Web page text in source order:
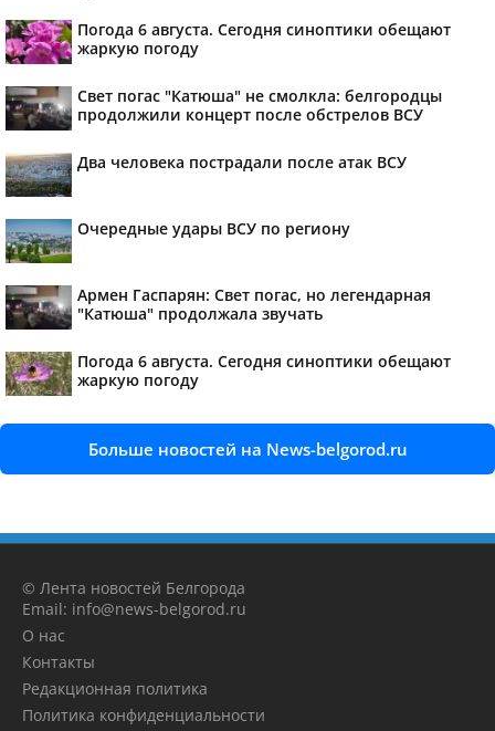
Погода 6 августа. Сегодня синоптики обещают
жаркую погоду
Свет погас "Катюша" не смолкла: белгородцы
продолжили концерт после обстрелов ВСУ
Два человека пострадали после атак ВСУ
Очередные удары ВСУ по региону
Армен Гаспарян: Свет погас, но легендарная
"Катюша" продолжала звучать
Погода 6 августа. Сегодня синоптики обещают
жаркую погоду
Больше новостей на News-belgorod.ru
© Лента новостей Белгорода
Email: info@news-belgorod.ru
О нас
Контакты
Редакционная политика
Политика конфиденциальности